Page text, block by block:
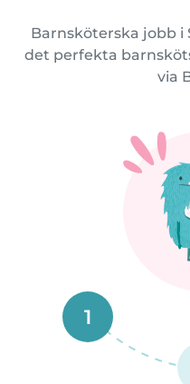
Barnsköterska jobb i
det perfekta
via
1